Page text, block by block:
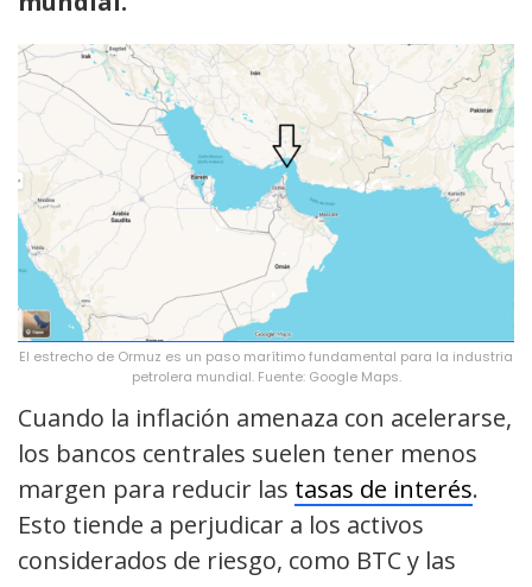
El estrecho de Ormuz es un paso marítimo fundamental para la industria
petrolera mundial. Fuente: Google Maps.
Cuando la inflación amenaza con acelerarse,
los bancos centrales suelen tener menos
margen para reducir las tasas de interés.
Esto tiende a perjudicar a los activos
considerados de riesgo, como BTC y las